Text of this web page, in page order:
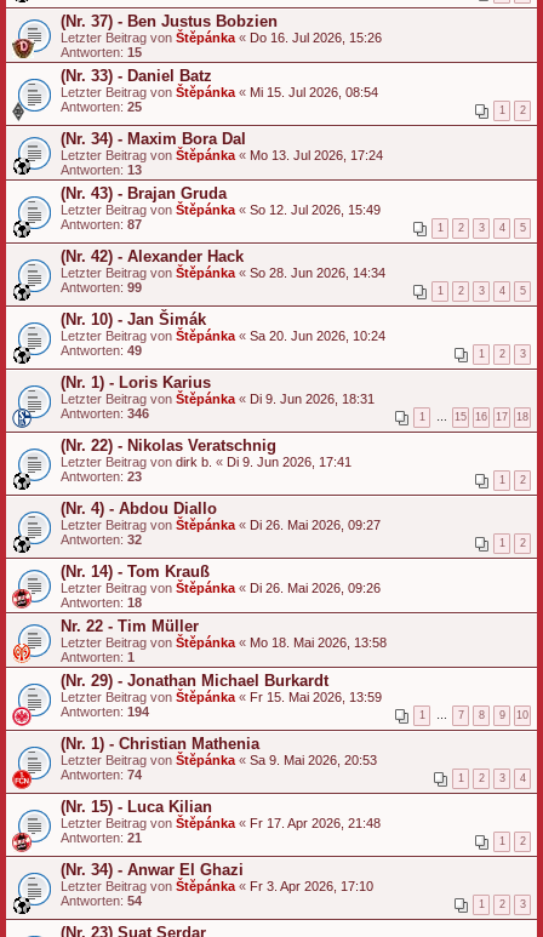
(Nr. 37) - Ben Justus Bobzien
Letzter Beitrag von Štěpánka « Do 16. Jul 2026, 15:26
Antworten: 15
(Nr. 33) - Daniel Batz
Letzter Beitrag von Štěpánka « Mi 15. Jul 2026, 08:54
Antworten: 25 1 2
(Nr. 34) - Maxim Bora Dal
Letzter Beitrag von Štěpánka « Mo 13. Jul 2026, 17:24
Antworten: 13
(Nr. 43) - Brajan Gruda
Letzter Beitrag von Štěpánka « So 12. Jul 2026, 15:49
Antworten: 87 1 2 3 4 5
(Nr. 42) - Alexander Hack
Letzter Beitrag von Štěpánka « So 28. Jun 2026, 14:34
Antworten: 99 1 2 3 4 5
(Nr. 10) - Jan Šimák
Letzter Beitrag von Štěpánka « Sa 20. Jun 2026, 10:24
Antworten: 49 1 2 3
(Nr. 1) - Loris Karius
Letzter Beitrag von Štěpánka « Di 9. Jun 2026, 18:31
Antworten: 346 1 15 16 17 18
(Nr. 22) - Nikolas Veratschnig
Letzter Beitrag von dirk b. « Di 9. Jun 2026, 17:41
Antworten: 23 1 2
(Nr. 4) - Abdou Diallo
Letzter Beitrag von Štěpánka « Di 26. Mai 2026, 09:27
Antworten: 32 1 2
(Nr. 14) - Tom Krauß
Letzter Beitrag von Štěpánka « Di 26. Mai 2026, 09:26
Antworten: 18
Nr. 22 - Tim Müller
Letzter Beitrag von Štěpánka « Mo 18. Mai 2026, 13:58
Antworten: 1
(Nr. 29) - Jonathan Michael Burkardt
Letzter Beitrag von Štěpánka « Fr 15. Mai 2026, 13:59
Antworten: 194 1 7 8 9 10
(Nr. 1) - Christian Mathenia
Letzter Beitrag von Štěpánka « Sa 9. Mai 2026, 20:53
Antworten: 74 1 2 3 4
(Nr. 15) - Luca Kilian
Letzter Beitrag von Štěpánka « Fr 17. Apr 2026, 21:48
Antworten: 21 1 2
(Nr. 34) - Anwar El Ghazi
Letzter Beitrag von Štěpánka « Fr 3. Apr 2026, 17:10
Antworten: 54 1 2 3
(Nr. 23) Suat Serdar